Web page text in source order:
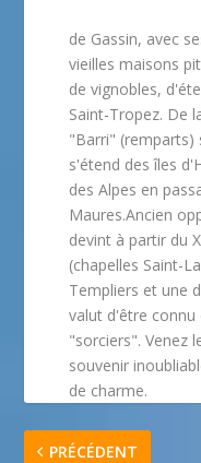
de Gassin, avec
vieilles maisons
de vignobles,
Saint-Tropez. De
"Barri" (remparts)
s'étend des îles
des Alpes en
Maures.Ancien
devint à partir du
(chapelles Saint-
Templiers et une
valut d'être connu
"sorciers". Venez
souvenir
de charme.
PRÉCÉDENT